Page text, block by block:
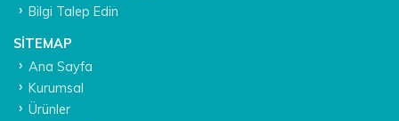
Bilgi Talep Edin
SITEMAP
Ana Sayfa
Kurumsal
Ürünler